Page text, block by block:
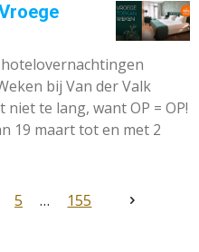
bij Van der Valk
te lang, want OP = OP!
19 maart tot en met 2
5 155